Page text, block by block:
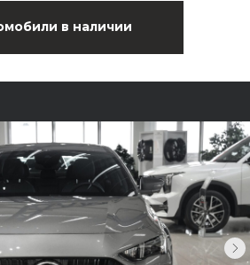
в наличии